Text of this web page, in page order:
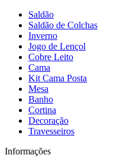
Saldão
Saldão de Colchas
Inverno
Jogo de Lençol
Cobre Leito
Cama
Kit Cama Posta
Mesa
Banho
Cortina
Decoração
Travesseiros
Informações